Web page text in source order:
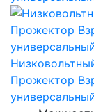
Прожектор